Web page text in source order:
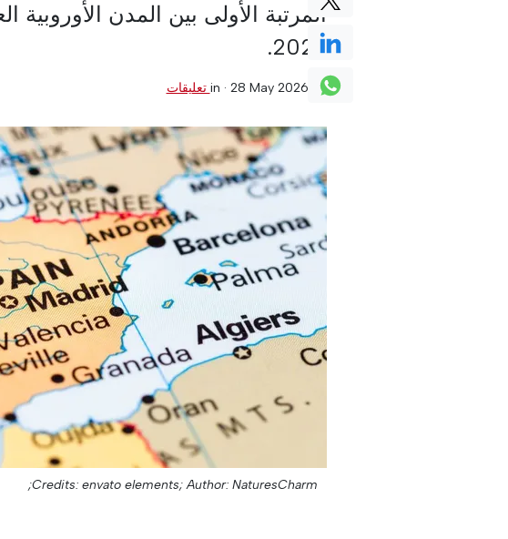
المرتبة الأولى بين المدن
2026.
in · 28 May 2026 0 تعليقات
Credits: envato elements; Author: NaturesCharm;